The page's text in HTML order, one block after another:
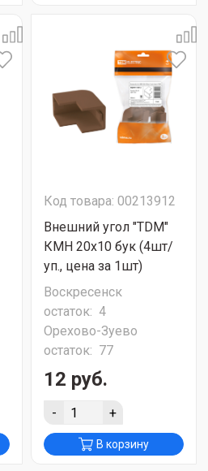
Код товара: 00213912
Внешний угол "TDM"
КМН 20х10 бук (4шт/
уп., цена за 1шт)
Воскресенск
остаток: 4
Орехово-Зуево
остаток: 77
12 руб.
- +
В корзину